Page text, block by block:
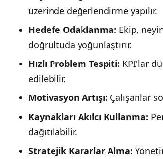
üzerinde değerlendirme yapılır.
Hedefe Odaklanma: Ekip,
doğrultuda yoğunlaştırır.
Hızlı Problem Tespiti: KPI'lar
edilebilir.
Motivasyon Artışı: Çalışanlar
Kaynakları Akılcı Kullanma:
dağıtılabilir.
Stratejik Kararlar Alma: